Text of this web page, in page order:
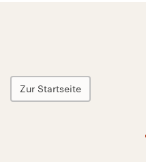
Zur Startseite